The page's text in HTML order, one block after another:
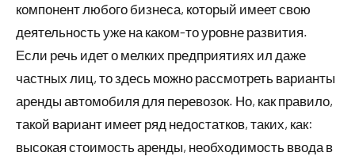
компонент любого бизнеса, который имеет свою
деятельность уже на каком-то уровне развития.
Если речь идет о мелких предприятиях ил даже
частных лиц, то здесь можно рассмотреть варианты
аренды автомобиля для перевозок. Но, как правило,
такой вариант имеет ряд недостатков, таких, как:
высокая стоимость аренды, необходимость ввода в